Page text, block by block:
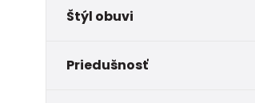
Štýl obuvi
Priedušnosť